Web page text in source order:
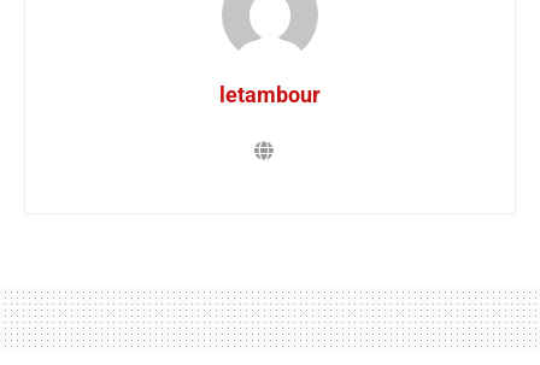
letambour